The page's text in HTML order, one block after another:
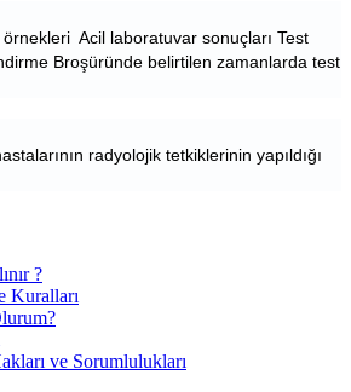
Acil laboratuvar sonuçları Test
Broşüründe belirtilen zamanlarda test
radyolojik tetkiklerinin yapıldığı
?
Kuralları
ve Sorumlulukları